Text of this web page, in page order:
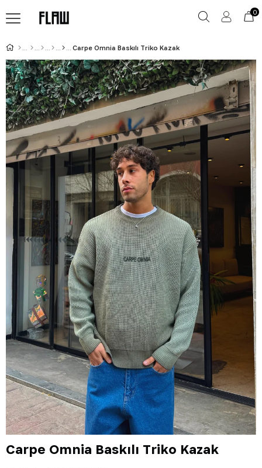
0
Carpe Omnia Baskılı Triko Kazak
Carpe Omnia Baskılı Triko Kazak